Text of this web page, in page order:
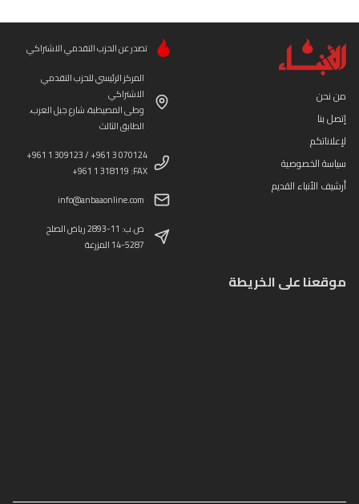
من نحن
إتصل بنا
لإعلاناتكم
سياسة الخصوصية
أرشيف الأنباء القديم
تصدر عن الحزب التقدمي الاشتراكي
المركز الرئيسي للحزب التقدمي
الاشتراكي
وطى المصيطبة، شارع جبل العرب،
الطابق الثالث
+961 1 309123 / +961 3 070124
+961 1 318119 :FAX
info@anbaaonline.com
ص.ب: 11-2893 رياض الصلح
14-5287 المزرعة
موقعنا على الخريطة